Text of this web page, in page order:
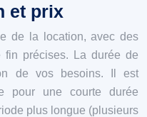
et prix
de la location, avec des
précises. La durée de
de vos besoins. Il est
pour une courte durée
plus longue (plusieurs